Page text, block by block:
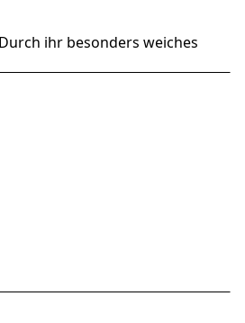
ihr besonders weiches